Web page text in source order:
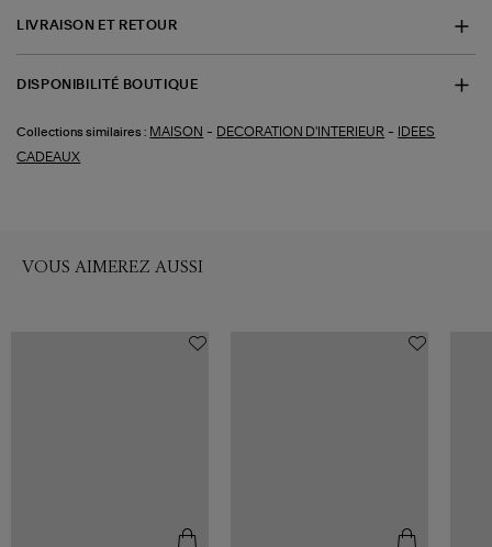
LIVRAISON ET RETOUR
DISPONIBILITÉ BOUTIQUE
Collections similaires : MAISON - DECORATION D'INTERIEUR -
IDEES
CADEAUX
VOUS AIMEREZ AUSSI